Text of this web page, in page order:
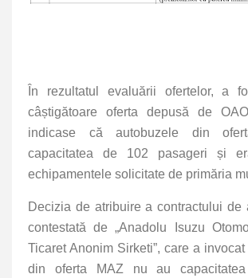
În rezultatul evaluării ofertelor, a
câștigătoare oferta depusă de
indicase că autobuzele din
capacitatea de 102 pasageri și
echipamentele solicitate de primăria
Decizia de atribuire a contractului de
contestată de „Anadolu Isuzu
Ticaret Anonim Sirketi”, care a
din oferta MAZ nu au